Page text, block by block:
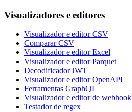
Visualizadores e editores
Visualizador e editor CSV
Comparar CSV
Visualizador e editor Excel
Visualizador e editor Parquet
Decodificador JWT
Visualizador e editor OpenAPI
Ferramentas GraphQL
Visualizador e editor de webhook
Testador de regex